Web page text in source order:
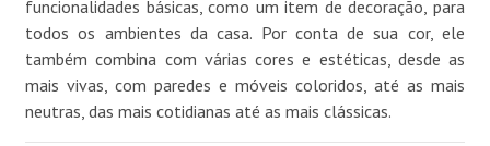
funcionalidades básicas, como um item de decoração, para
todos os ambientes da casa. Por conta de sua cor, ele
também combina com várias cores e estéticas, desde as
mais vivas, com paredes e móveis coloridos, até as mais
neutras, das mais cotidianas até as mais clássicas.